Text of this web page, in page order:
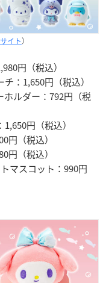
イト）
円（税込）
：1,650円（税込）
ホルダー：792円（税
円（税込）
円（税込）
円（税込）
マスコット：990円